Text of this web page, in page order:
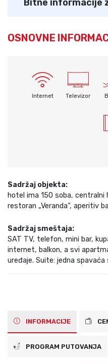
Bitne informacije
OSNOVNE
Internet Televizor
Sadržaj objekta:
hotel ima 150 soba,
restoran „Veranda“, aperitiv
Sadržaj smeštaja:
SAT TV, telefon, mini bar,
internet, balkon, a svi
uređaje. Suite: jedna spavaća
INFORMACIJE
PROGRAM PUTOVANJA